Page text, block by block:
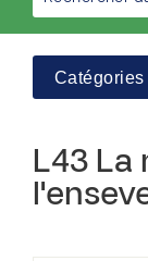
Catégories
L43 La